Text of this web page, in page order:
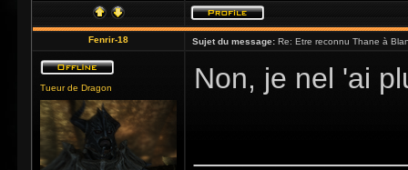
Fenrir-18 Sujet du message: Re: Etre reconnu Thane à
Tueur de Dragon Non, je nel 'ai